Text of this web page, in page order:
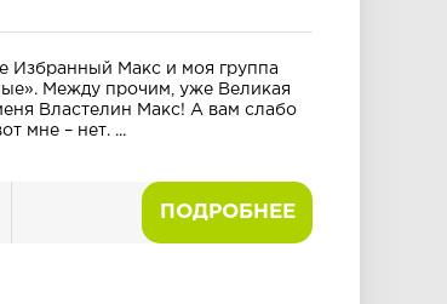
Избранный Макс и моя группа
Между прочим, уже Великая
Властелин Макс! А вам слабо
мне – нет. ...
ПОДРОБНЕЕ